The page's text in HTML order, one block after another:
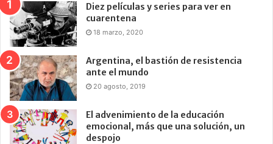
Diez películas y series para ver en
cuarentena
18 marzo, 2020
Argentina, el bastión de resistencia
ante el mundo
20 agosto, 2019
El advenimiento de la educación
emocional, más que una solución, un
despojo